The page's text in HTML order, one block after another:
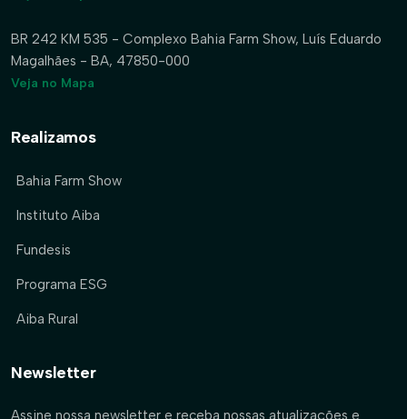
BR 242 KM 535 - Complexo Bahia Farm Show, Luís Eduardo
Magalhães - BA, 47850-000
Veja no Mapa
Realizamos
Bahia Farm Show
Instituto Aiba
Fundesis
Programa ESG
Aiba Rural
Newsletter
Assine nossa newsletter e receba nossas atualizações e